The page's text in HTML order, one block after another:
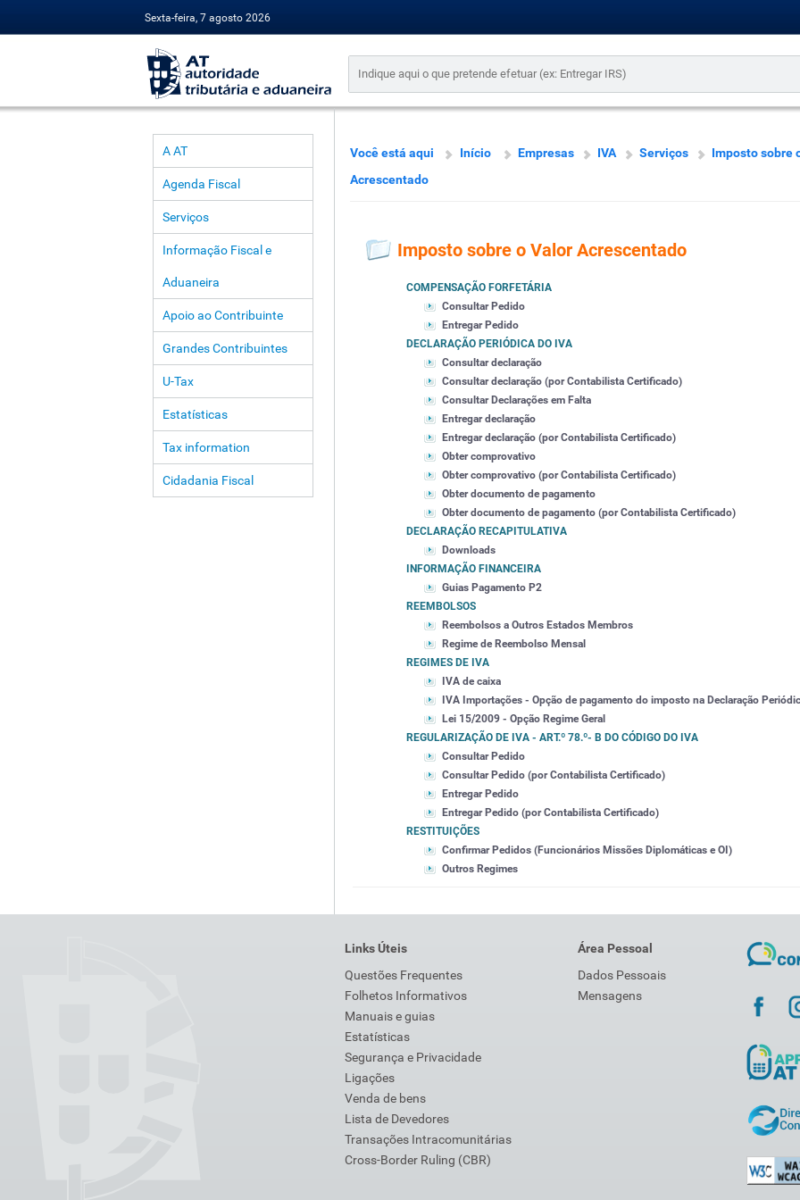
Sexta-feira, 7 agosto 2026
A AT
Agenda Fiscal
Serviços
Informação Fiscal e
Aduaneira
Apoio ao Contribuinte
Grandes Contribuintes
U-Tax
Estatísticas
Tax information
Cidadania Fiscal
Você está aqui Início Empresas IVA Serviços
Imposto sobre
Acrescentado
Imposto sobre o Valor Acrescentado
COMPENSAÇÃO FORFETÁRIA
Consultar Pedido
Entregar Pedido
DECLARAÇÃO PERIÓDICA DO IVA
Consultar declaração
Consultar declaração (por Contabilista Certificado)
Consultar Declarações em Falta
Entregar declaração
Entregar declaração (por Contabilista Certificado)
Obter comprovativo
Obter comprovativo (por Contabilista Certificado)
Obter documento de pagamento
Obter documento de pagamento (por Contabilista Certificado)
DECLARAÇÃO RECAPITULATIVA
Downloads
INFORMAÇÃO FINANCEIRA
Guias Pagamento P2
REEMBOLSOS
Reembolsos a Outros Estados Membros
Regime de Reembolso Mensal
REGIMES DE IVA
IVA de caixa
IVA Importações - Opção de pagamento do imposto na Declaração
Lei 15/2009 - Opção Regime Geral
REGULARIZAÇÃO DE IVA - ART.º 78.º- B DO CÓDIGO DO IVA
Consultar Pedido
Consultar Pedido (por Contabilista Certificado)
Entregar Pedido
Entregar Pedido (por Contabilista Certificado)
RESTITUIÇÕES
Confirmar Pedidos (Funcionários Missões Diplomáticas e OI)
Outros Regimes
Links Úteis
Questões Frequentes
Folhetos Informativos
Manuais e guias
Estatísticas
Segurança e Privacidade
Ligações
Venda de bens
Lista de Devedores
Transações Intracomunitárias
Cross-Border Ruling (CBR)
Área Pessoal
Dados Pessoais
Mensagens